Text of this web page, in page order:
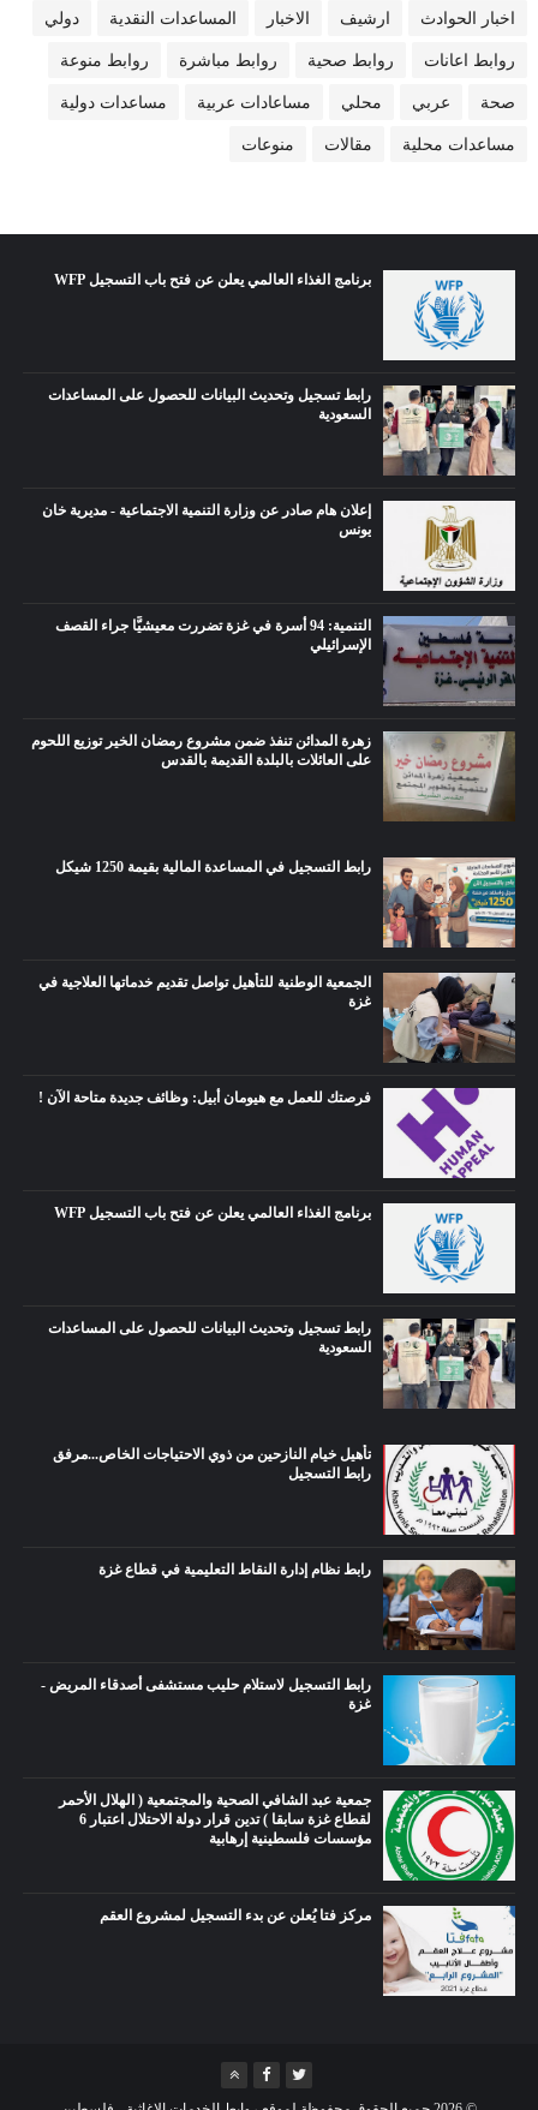
اخبار الحوادث
ارشيف الاخبار المساعدات النقدية دولي
روابط اعانات روابط صحية روابط مباشرة روابط منوعة
صحة عربي محلي مساعادات عربية مساعدات دولية
مساعدات محلية مقالات منوعات
برنامج الغذاء العالمي يعلن عن فتح باب التسجيل WFP
رابط تسجيل وتحديث البيانات للحصول على المساعدات
السعودية
إعلان هام صادر عن وزارة التنمية الاجتماعية - مديرية خان
يونس
التنمية: 94 أسرة في غزة تضررت معيشيًّا جراء القصف
الإسرائيلي
زهرة المدائن تنفذ ضمن مشروع رمضان الخير توزيع اللحوم
على العائلات بالبلدة القديمة بالقدس
رابط التسجيل في المساعدة المالية بقيمة 1250 شيكل
الجمعية الوطنية للتأهيل تواصل تقديم خدماتها العلاجية في
غزة
فرصتك للعمل مع هيومان أبيل: وظائف جديدة متاحة الآن !
برنامج الغذاء العالمي يعلن عن فتح باب التسجيل WFP
رابط تسجيل وتحديث البيانات للحصول على المساعدات
السعودية
تأهيل خيام النازحين من ذوي الاحتياجات الخاص...مرفق
رابط التسجيل
رابط نظام إدارة النقاط التعليمية في قطاع غزة
رابط التسجيل لاستلام حليب مستشفى أصدقاء المريض -
غزة
جمعية عبد الشافي الصحية والمجتمعية ( الهلال الأحمر
لقطاع غزة سابقا ) تدين قرار دولة الاحتلال اعتبار 6
مؤسسات فلسطينية إرهابية
مركز فتا يُعلن عن بدء التسجيل لمشروع العقم